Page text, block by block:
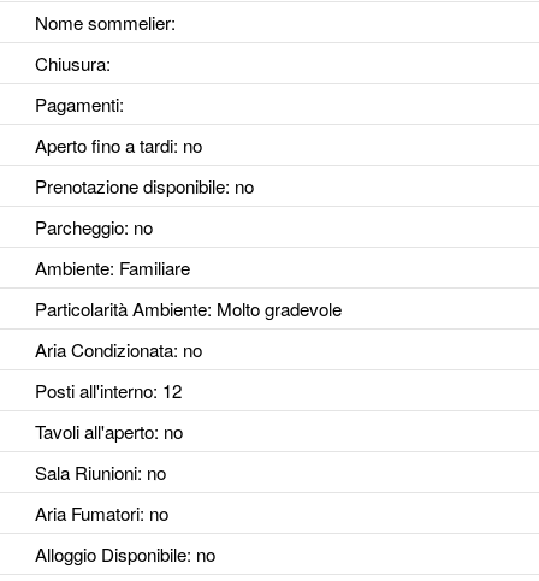
Nome sommelier:
Chiusura:
Pagamenti:
Aperto fino a tardi: no
Prenotazione disponibile: no
Parcheggio: no
Ambiente: Familiare
Particolarità Ambiente: Molto gradevole
Aria Condizionata: no
Posti all'interno: 12
Tavoli all'aperto: no
Sala Riunioni: no
Aria Fumatori: no
Alloggio Disponibile: no